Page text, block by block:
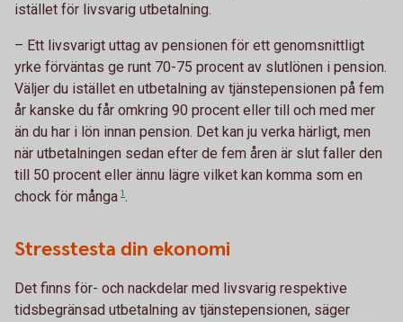
istället för livsvarig utbetalning.
– Ett livsvarigt uttag av pensionen för ett genomsnittligt
yrke förväntas ge runt 70-75 procent av slutlönen i pension.
Väljer du istället en utbetalning av tjänstepensionen på fem
år kanske du får omkring 90 procent eller till och med mer
än du har i lön innan pension. Det kan ju verka härligt, men
när utbetalningen sedan efter de fem åren är slut faller den
till 50 procent eller ännu lägre vilket kan komma som en
chock för många 1.
Stresstesta din ekonomi
Det finns för- och nackdelar med livsvarig respektive
tidsbegränsad utbetalning av tjänstepensionen, säger